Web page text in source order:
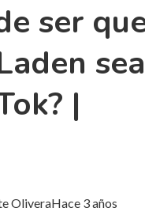
ser
sea
|
OliveraHace 3 años